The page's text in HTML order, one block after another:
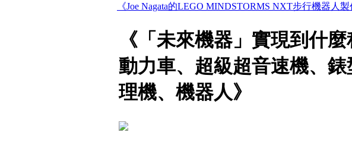
《Joe Nagata的LEGO MINDSTORMS NXT步行機器人製
《「未來機器」實現到什
動力車、超級超音速機、
理機、機器人》